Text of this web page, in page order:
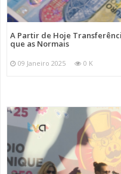
A Partir de Hoje
que as Normais
09 Janeiro 2025 0 K